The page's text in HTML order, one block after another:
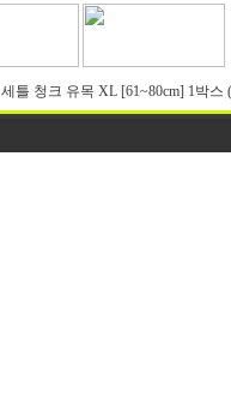
세틀 청크 유목 XL [61~80cm] 1박스